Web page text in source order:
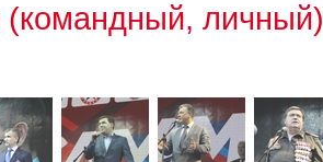
личный)